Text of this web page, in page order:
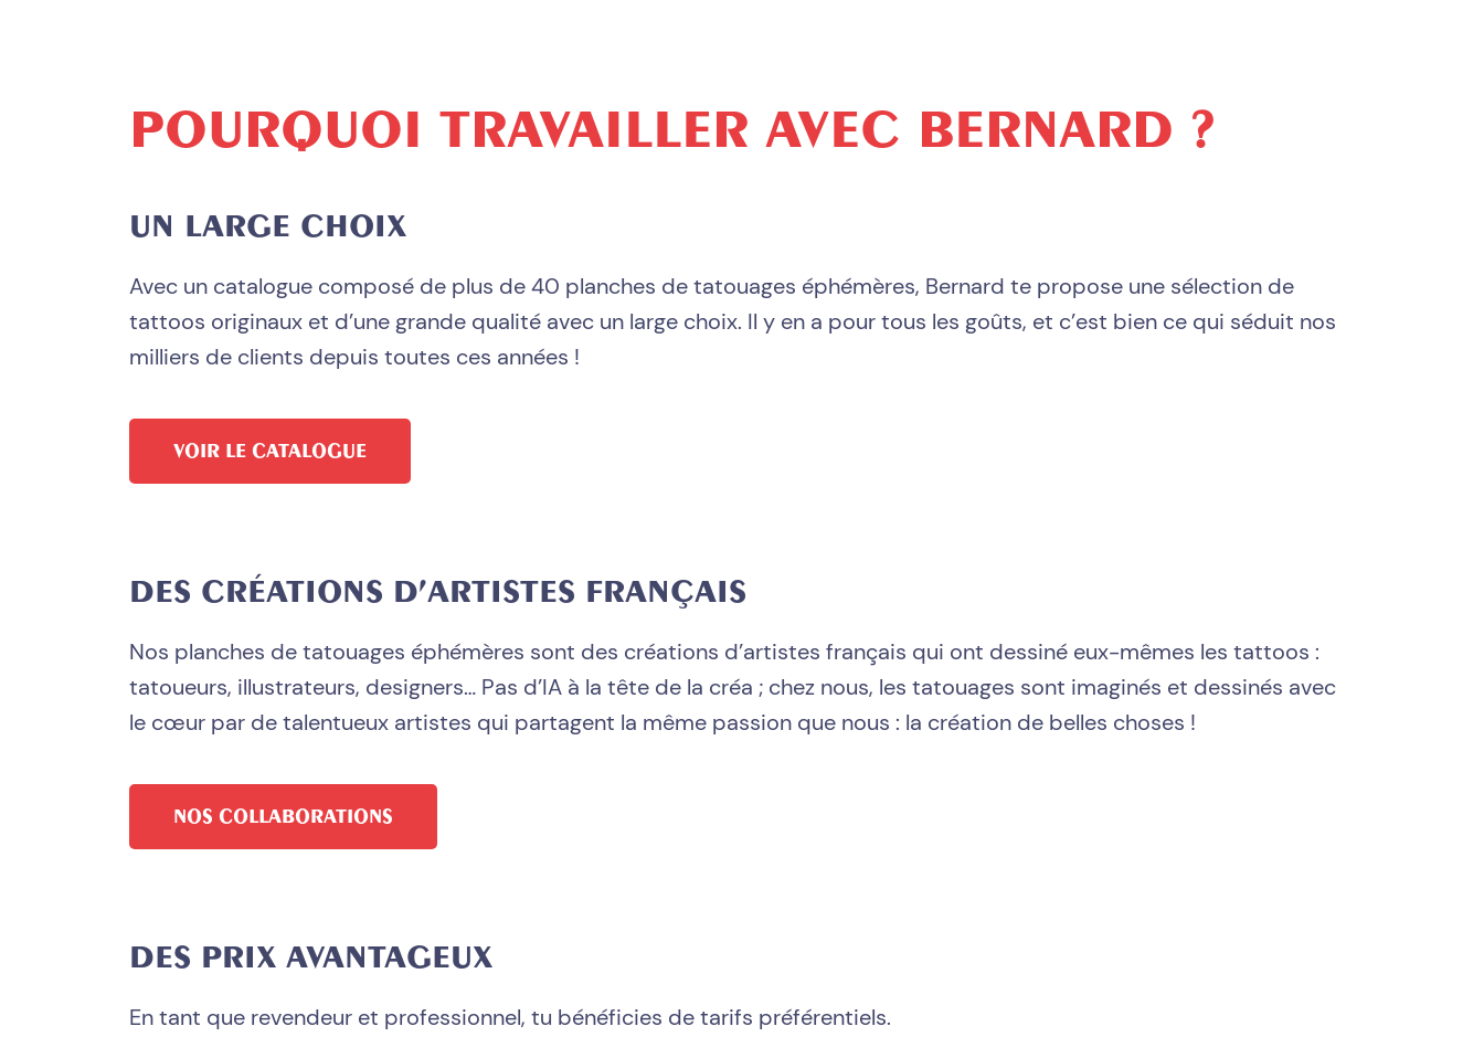
POURQUOI TRAVAILLER AVEC BERNARD ?
UN LARGE CHOIX
Avec un catalogue composé de plus de 40 planches de tatouages éphémères, Bernard te propose une sélection de
tattoos originaux et d’une grande qualité avec un large choix. Il y en a pour tous les goûts, et c’est bien ce qui séduit nos
milliers de clients depuis toutes ces années !
VOIR LE CATALOGUE
DES CRÉATIONS D’ARTISTES FRANÇAIS
Nos planches de tatouages éphémères sont des créations d’artistes français qui ont dessiné eux-mêmes les tattoos :
tatoueurs, illustrateurs, designers… Pas d’IA à la tête de la créa ; chez nous, les tatouages sont imaginés et dessinés avec
le cœur par de talentueux artistes qui partagent la même passion que nous : la création de belles choses !
NOS COLLABORATIONS
DES PRIX AVANTAGEUX
En tant que revendeur et professionnel, tu bénéficies de tarifs préférentiels.